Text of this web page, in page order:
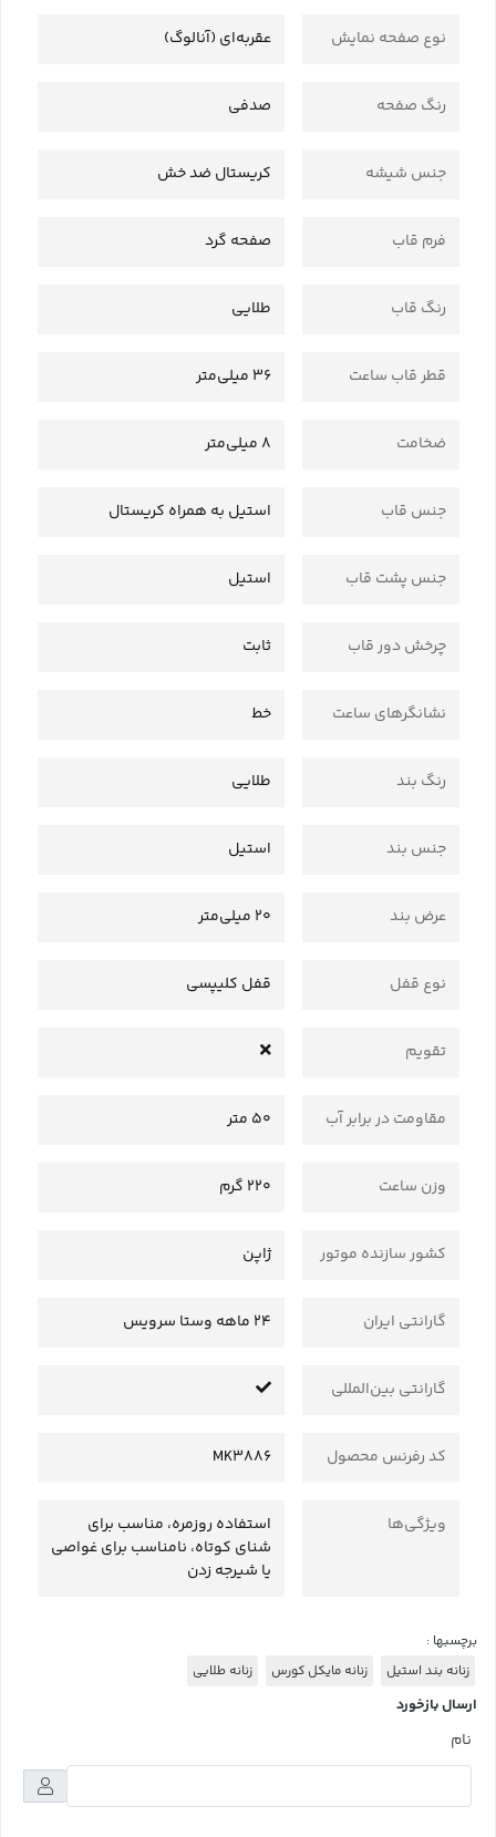
نوع صفحه نمایش عقربه‌ای (آنالوگ)
رنگ صفحه صدفی
جنس شیشه کریستال ضد خش
فرم قاب صفحه گرد
رنگ قاب طلایی
قطر قاب ساعت 36 میلی‌متر
ضخامت 8 میلی‌متر
جنس قاب استیل به همراه کریستال
جنس پشت قاب استیل
چرخش دور قاب ثابت
نشانگرهای ساعت خط
رنگ بند طلایی
جنس بند استیل
عرض بند 20 میلی‌متر
نوع قفل قفل کلیپسی
تقویم
مقاومت در برابر آب 50 متر
وزن ساعت 220 گرم
کشور سازنده موتور ژاپن
گارانتی ایران 24 ماهه وستا سرویس
گارانتی بین‌المللی
کد رفرنس محصول MK3886
ویژگی‌ها
استفاده روزمره، مناسب برای
شنای کوتاه، نامناسب برای غواصی
یا شیرجه زدن
برچسبها :
زنانه بند استیل
زنانه مایکل کورس زنانه طلایی
ارسال بازخورد
نام